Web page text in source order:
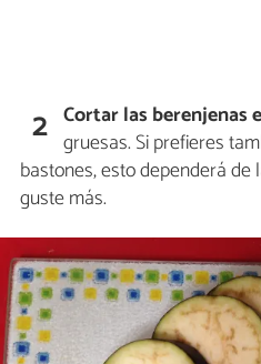
2 Cortar las berenjenas
gruesas. Si prefieres
bastones, esto dependerá
guste más.